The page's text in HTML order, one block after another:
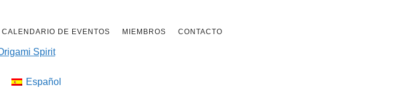
CALENDARIO DE EVENTOS MIEMBROS CONTACTO
Español